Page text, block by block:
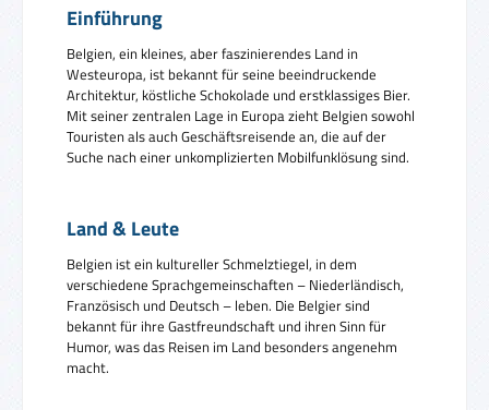
Einführung
Belgien, ein kleines, aber faszinierendes Land in
Westeuropa, ist bekannt für seine beeindruckende
Architektur, köstliche Schokolade und erstklassiges Bier.
Mit seiner zentralen Lage in Europa zieht Belgien sowohl
Touristen als auch Geschäftsreisende an, die auf der
Suche nach einer unkomplizierten Mobilfunklösung sind.
Land & Leute
Belgien ist ein kultureller Schmelztiegel, in dem
verschiedene Sprachgemeinschaften – Niederländisch,
Französisch und Deutsch – leben. Die Belgier sind
bekannt für ihre Gastfreundschaft und ihren Sinn für
Humor, was das Reisen im Land besonders angenehm
macht.